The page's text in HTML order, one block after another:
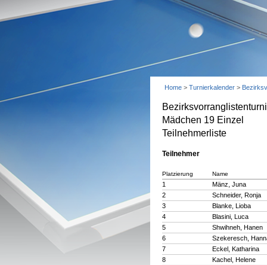
Home > Turnierkalender >
Mädchen 19 Einzel
Teilnehmerliste
Teilnehmer
Platzierung Name
1
Mänz, Juna
2
Schneider, Ronja
3
Blanke, Lioba
4
Blasini, Luca
5
Shwihneh, Hanen
6
Szekeresch,
7
Eckel, Katharina
8
Kachel, Helene